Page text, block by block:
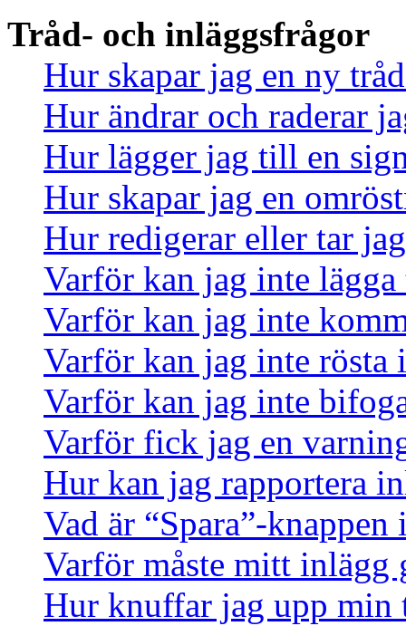
Tråd- och inläggsfrågor
Hur skapar jag en ny
Hur ändrar och raderar
Hur lägger jag till en
Hur skapar jag en
Hur redigerar eller tar
Varför kan jag inte
Varför kan jag inte
Varför kan jag inte rösta
Varför kan jag inte
Varför fick jag en
Hur kan jag rapportera
Vad är “Spara”-
Varför måste mitt inlägg
Hur knuffar jag upp min